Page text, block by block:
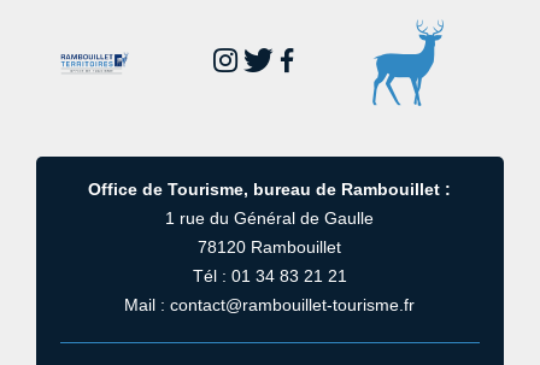
Office de Tourisme, bureau de Rambouillet :
1 rue du Général de Gaulle
78120 Rambouillet
Tél : 01 34 83 21 21
Mail : contact@rambouillet-tourisme.fr